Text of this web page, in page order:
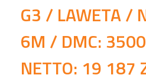
G3 / LAWETA /
6M / DMC:
NETTO: 19 187